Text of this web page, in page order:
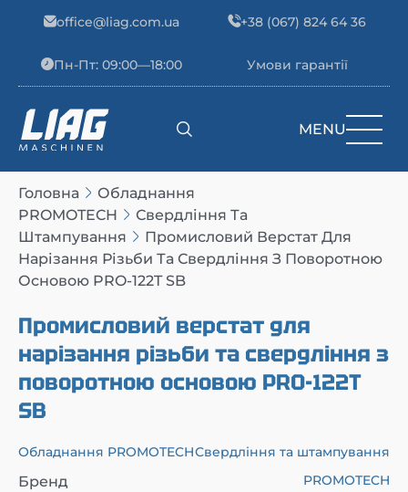
office@liag.com.ua +38 (067) 824 64 36
Пн-Пт: 09:00—18:00 Умови гарантії
Main Navigation MENU
Головна
Обладнання
PROMOTECH
Свердління Та
Штампування
Промисловий Верстат Для
Нарізання Різьби Та Свердління З Поворотною
Основою PRO-122T SB
Промисловий верстат для
нарізання різьби та свердління з
поворотною основою PRO-122T
SB
Обладнання PROMOTECHСвердління та штампування
Бренд PROMOTECH